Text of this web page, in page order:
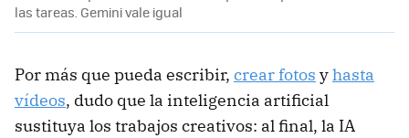
las tareas. Gemini vale igual
Por más que pueda escribir, crear fotos yhasta
vídeos, dudo que la inteligencia artificial
sustituya los trabajos creativos: al final, la IA